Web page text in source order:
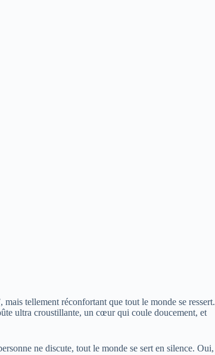
tellement réconfortant que tout le monde se ressert.
ultra croustillante, un cœur qui coule doucement, et
ne discute, tout le monde se sert en silence. Oui,